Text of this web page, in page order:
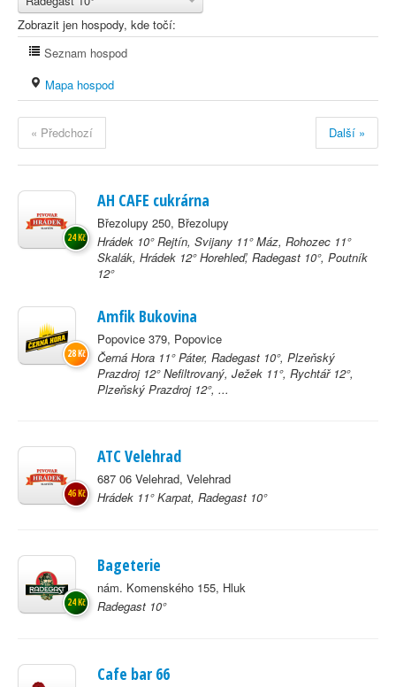
Zobrazit jen hospody, kde točí:
Seznam hospod
Mapa hospod
« Předchozí Další »
AH CAFE cukrárna
Březolupy 250, Březolupy
Hrádek 10° Rejtín, Svijany 11° Máz, Rohozec 11°
Skalák, Hrádek 12° Horehleď, Radegast 10°, Poutník
12°
24 Kč
Amfik Bukovina
Popovice 379, Popovice
Černá Hora 11° Páter, Radegast 10°, Plzeňský
Prazdroj 12° Nefiltrovaný, Ježek 11°, Rychtář 12°,
Plzeňský Prazdroj 12°, ...
28 Kč
ATC Velehrad
687 06 Velehrad, Velehrad
Hrádek 11° Karpat, Radegast 10°
46 Kč
Bageterie
nám. Komenského 155, Hluk
Radegast 10°
24 Kč
Cafe bar 66